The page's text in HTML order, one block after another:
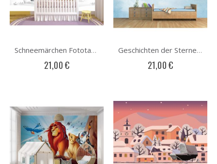
Schneemärchen Fototapete
21,00 €
Geschichten der Sterne Fototapete
21,00 €